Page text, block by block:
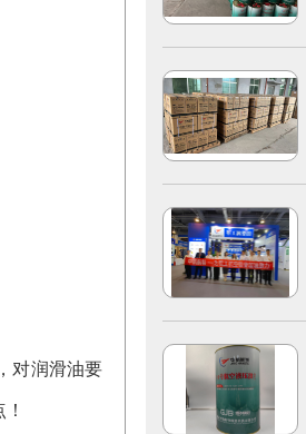
对润滑油要